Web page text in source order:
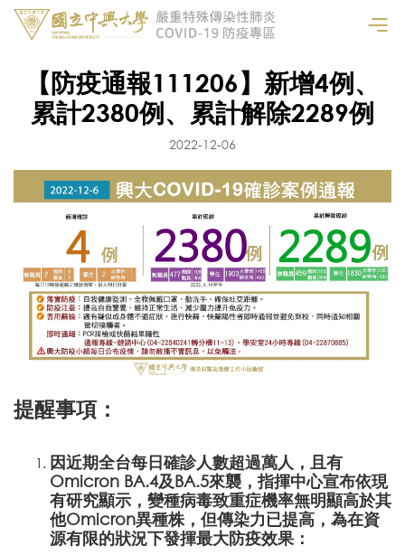
【防疫通報111206】新增4例、
累計2380例、累計解除2289例
2022-12-06
提醒事項：
因近期全台每日確診人數超過萬人，且有
Omicron BA.4及BA.5來襲，指揮中心宣布依現
有研究顯示，變種病毒致重症機率無明顯高於其
他Omicron異種株，但傳染力已提高，為在資
源有限的狀況下發揮最大防疫效果：